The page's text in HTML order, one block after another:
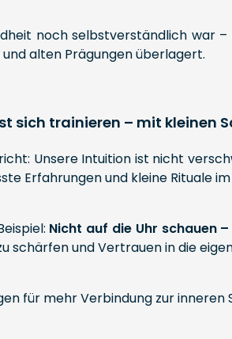
noch selbstverständlich war
alten Prägungen überlagert.
sich trainieren – mit kleinen
Unsere Intuition ist nicht
Erfahrungen und kleine Rituale
Nicht auf die Uhr schauen
schärfen und Vertrauen in die
für mehr Verbindung zur inneren